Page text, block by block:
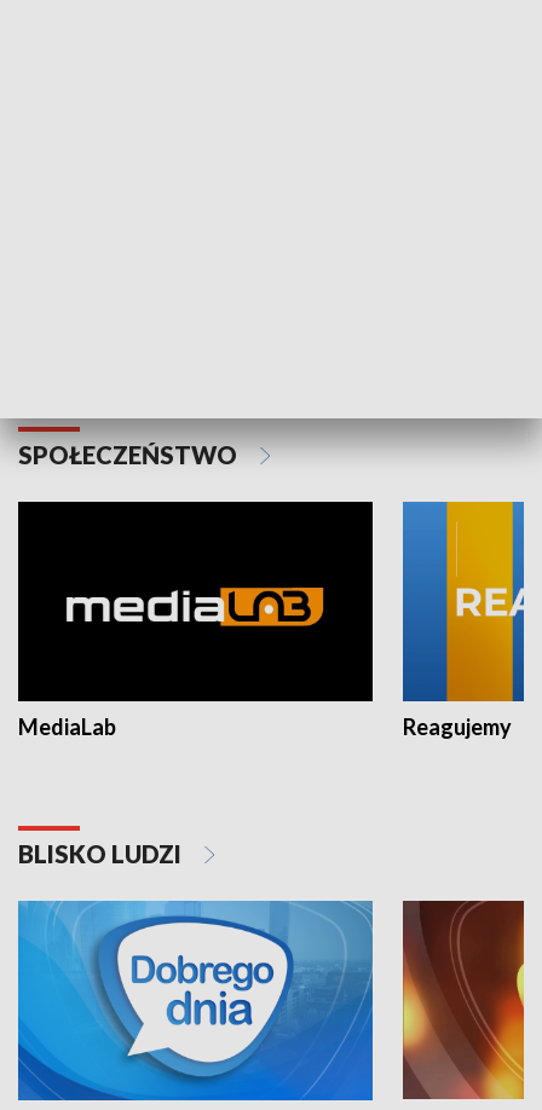
SPOŁECZEŃSTWO
MediaLab Reagujemy
BLISKO LUDZI